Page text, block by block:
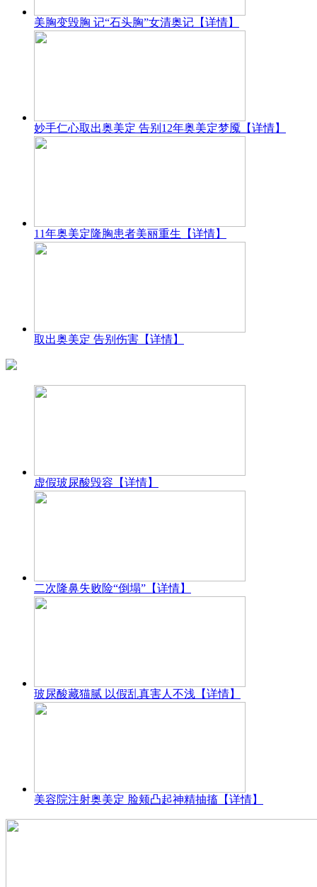
美胸变毁胸 记“石头胸”女清奥记 【详情】
妙手仁心取出奥美定 告别12年奥美定梦魇 【详情】
11年奥美定隆胸患者美丽重生 【详情】
取出奥美定 告别伤害 【详情】
虚假玻尿酸毁容 【详情】
二次隆鼻失败险“倒塌” 【详情】
玻尿酸藏猫腻 以假乱真害人不浅 【详情】
美容院注射奥美定 脸颊凸起神精抽搐 【详情】